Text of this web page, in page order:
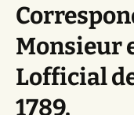
Monsieur
Lofficial
1789.